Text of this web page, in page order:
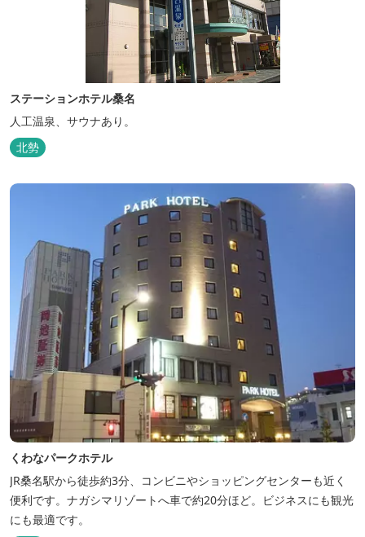
ステーションホテル桑名
人工温泉、サウナあり。
北勢
くわなパークホテル
JR桑名駅から徒歩約3分、コンビニやショッピングセンターも近く
便利です。ナガシマリゾートへ車で約20分ほど。ビジネスにも観光
にも最適です。